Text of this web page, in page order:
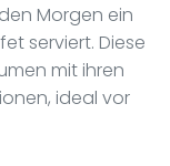
Morgen ein
serviert. Diese
mit ihren
ideal vor